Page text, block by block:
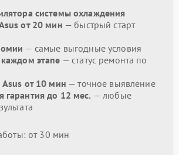
системы охлаждения
от 20 мин — быстрый старт
— самые выгодные условия
этапе — статус ремонта по
от 10 мин — точное выявление
гарантия до 12 мес. — любые
от 30 мин